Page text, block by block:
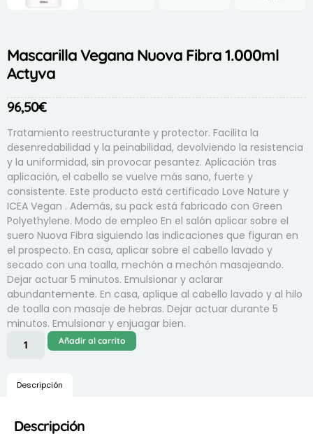
Mascarilla Vegana Nuova Fibra 1.000ml
Actyva
96,50€
Tratamiento reestructurante y protector. Facilita la
desenredabilidad y la peinabilidad, devolviendo la resistencia
y la uniformidad, sin provocar pesantez. Aplicación tras
aplicación, el cabello se vuelve más sano, fuerte y
consistente. Este producto está certificado Love Nature y
ICEA Vegan . Además, su pack está fabricado con Green
Polyethylene. Modo de empleo En el salón aplicar sobre el
suero Nuova Fibra siguiendo las indicaciones que figuran en
el prospecto. En casa, aplicar sobre el cabello lavado y
secado con una toalla, mechón a mechón masajeando.
Dejar actuar 5 minutos. Emulsionar y aclarar
abundantemente. En casa, aplique al cabello lavado y al hilo
de toalla con masaje de hebras. Dejar actuar durante 5
minutos. Emulsionar y enjuagar bien.
Añadir al carrito
Descripción
Descripción